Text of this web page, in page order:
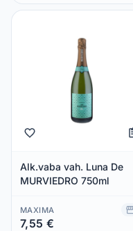
Alk.vaba vah. Luna De
MURVIEDRO 750ml
MAXIMA
7,55 €